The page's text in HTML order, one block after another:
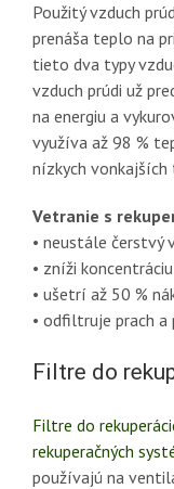
Použitý vzduch
prenáša teplo na
tieto dva typy
vzduch prúdi už
na energiu a
využíva až 98 %
nízkych vonkajších
Vetranie s
• neustále čerstvý
• zníži
• ušetrí až 50 %
• odfiltruje prach a
Filtre do
Filtre do
rekuperačných
používajú na